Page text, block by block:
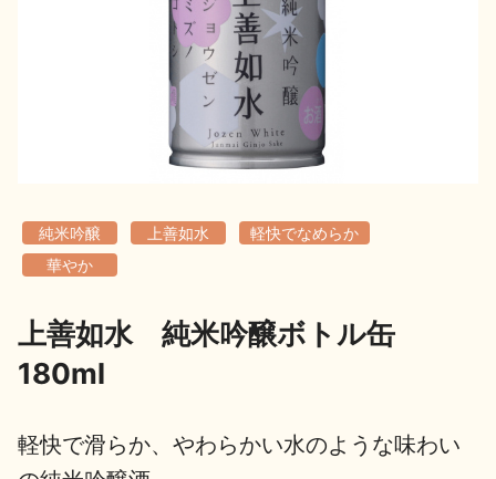
地酒解体新書
歳時記
純米吟醸 上善如水
軽快でなめらか
華やか
上善如水 純米吟醸ボトル缶
180ml
軽快で滑らか、やわらかい水のような味わい